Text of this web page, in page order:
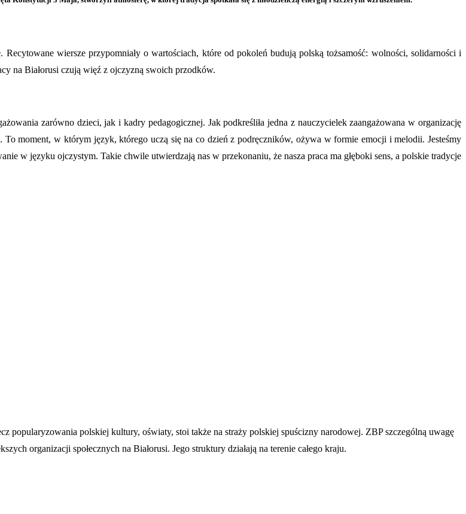
wiersze przypomniały o wartościach, które od pokoleń budują polską tożsamość: wolności, solidarności i
na Białorusi czują więź z ojczyzną swoich przodków.
zarówno dzieci, jak i kadry pedagogicznej. Jak podkreśliła jedna z nauczycielek zaangażowana w organizację
moment, w którym język, którego uczą się na co dzień z podręczników, ożywa w formie emocji i melodii. Jesteśmy
w języku ojczystym. Takie chwile utwierdzają nas w przekonaniu, że nasza praca ma głęboki sens, a polskie tradycje
popularyzowania polskiej kultury, oświaty, stoi także na straży polskiej spuścizny narodowej. ZBP szczególną uwagę
organizacji społecznych na Białorusi. Jego struktury działają na terenie całego kraju.